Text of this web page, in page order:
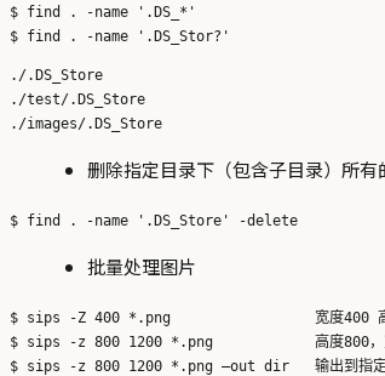
$ find . -name '.DS_*'
./.DS_Store
./test/.DS_Store
删除指定目录下（包含子目录）所
批量处理图片
$ sips -Z 400 *.png                 宽度400 高度
$ sips -z 800 1200 *.png            高度800，
$ sips -z 800 1200 *.png —out dir   输出到指定